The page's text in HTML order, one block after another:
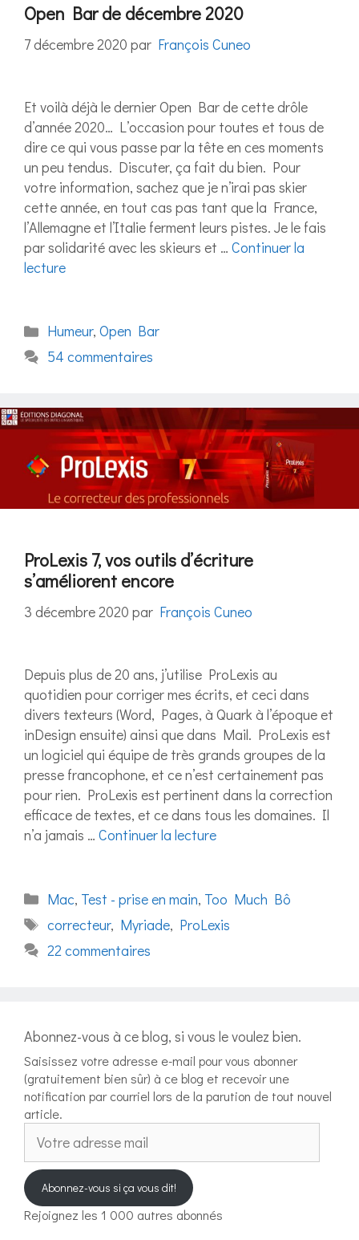
Open Bar de décembre 2020
7 décembre 2020 par François Cuneo
Et voilà déjà le dernier Open Bar de cette drôle
d’année 2020… L’occasion pour toutes et tous de
dire ce qui vous passe par la tête en ces moments
un peu tendus. Discuter, ça fait du bien. Pour
votre information, sachez que je n’irai pas skier
cette année, en tout cas pas tant que la France,
l’Allemagne et l’Italie ferment leurs pistes. Je le fais
par solidarité avec les skieurs et … Continuer la
lecture
Catégories
Humeur, Open Bar
54 commentaires
ProLexis 7, vos outils d’écriture
s’améliorent encore
3 décembre 2020 par François Cuneo
Depuis plus de 20 ans, j’utilise ProLexis au
quotidien pour corriger mes écrits, et ceci dans
divers texteurs (Word, Pages, à Quark à l’époque et
inDesign ensuite) ainsi que dans Mail. ProLexis est
un logiciel qui équipe de très grands groupes de la
presse francophone, et ce n’est certainement pas
pour rien. ProLexis est pertinent dans la correction
efficace de textes, et ce dans tous les domaines. Il
n’a jamais … Continuer la lecture
Catégories
Mac, Test - prise en main, Too Much Bô
Étiquettes
correcteur, Myriade, ProLexis
22 commentaires
Abonnez-vous à ce blog, si vous le voulez bien.
Saisissez votre adresse e-mail pour vous abonner
(gratuitement bien sûr) à ce blog et recevoir une
notification par courriel lors de la parution de tout nouvel
article.
adresse
mail
Abonnez-vous si ça vous dit!
Rejoignez les 1 000 autres abonnés